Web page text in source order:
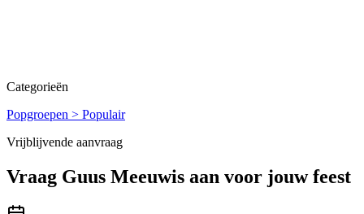
Categorieën
Popgroepen > Populair
Vrijblijvende aanvraag
Vraag Guus Meeuwis aan voor jouw feest